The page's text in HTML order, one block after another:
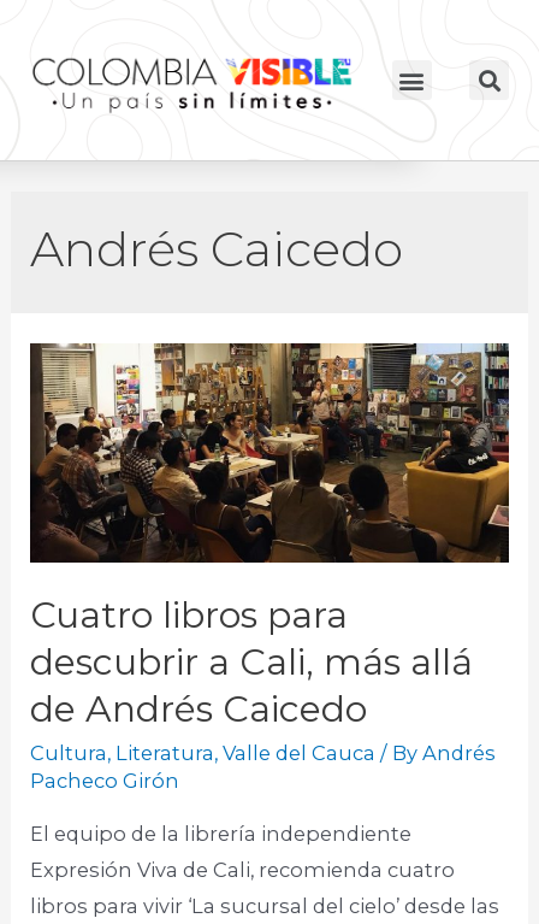
Andrés Caicedo
Cuatro libros para
descubrir a Cali, más allá
de Andrés Caicedo
Cultura, Literatura,Valle del Cauca / ByAndrés
Pacheco Girón
El equipo de la librería independiente
Expresión Viva de Cali, recomienda cuatro
libros para vivir ‘La sucursal del cielo’ desde las